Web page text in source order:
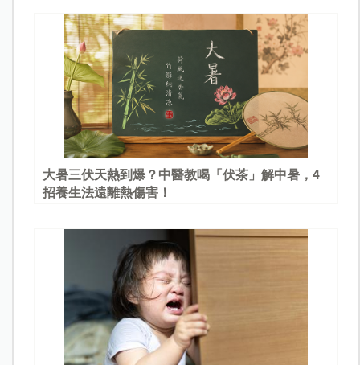
大暑三伏天熱到爆？中醫教喝「伏茶」解中暑，4
招養生法遠離熱傷害！